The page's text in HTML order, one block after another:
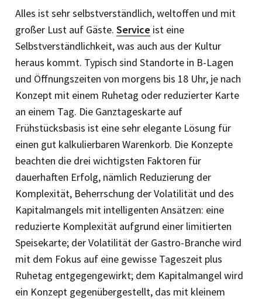
Alles ist sehr selbstverständlich, weltoffen und mit
großer Lust auf Gäste. Service ist eine
Selbstverständlichkeit, was auch aus der Kultur
heraus kommt. Typisch sind Standorte in B-Lagen
und Öffnungszeiten von morgens bis 18 Uhr, je nach
Konzept mit einem Ruhetag oder reduzierter Karte
an einem Tag. Die Ganztageskarte auf
Frühstücksbasis ist eine sehr elegante Lösung für
einen gut kalkulierbaren Warenkorb. Die Konzepte
beachten die drei wichtigsten Faktoren für
dauerhaften Erfolg, nämlich Reduzierung der
Komplexität, Beherrschung der Volatilität und des
Kapitalmangels mit intelligenten Ansätzen: eine
reduzierte Komplexität aufgrund einer limitierten
Speisekarte; der Volatilität der Gastro-Branche wird
mit dem Fokus auf eine gewisse Tageszeit plus
Ruhetag entgegengewirkt; dem Kapitalmangel wird
ein Konzept gegenübergestellt, das mit kleinem